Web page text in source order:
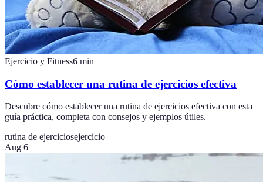
Ejercicio y Fitness6 min
Cómo establecer una rutina de ejercicios efectiva
Descubre cómo establecer una rutina de ejercicios efectiva con esta
guía práctica, completa con consejos y ejemplos útiles.
rutina de ejerciciosejercicio
Aug 6